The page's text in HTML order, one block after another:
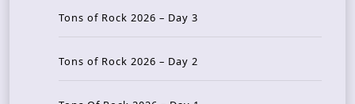
Tons of Rock 2026 – Day 3
Tons of Rock 2026 – Day 2